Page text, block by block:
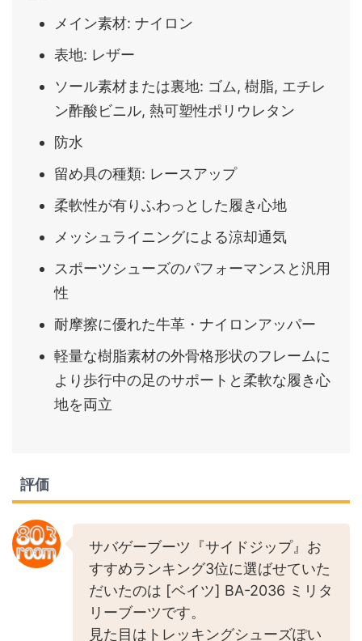
メイン素材: ナイロン
表地: レザー
ソール素材または裏地: ゴム, 樹脂, エチレ
ン酢酸ビニル, 熱可塑性ポリウレタン
防水
留め具の種類: レースアップ
柔軟性が有りふわっとした履き心地
メッシュライニングによる涼却通気
スポーツシューズのパフォーマンスと汎用
性
耐摩擦に優れた牛革・ナイロンアッパー
軽量な樹脂素材の外骨格形状のフレームに
より歩行中の足のサポートと柔軟な履き心
地を両立
評価
サバゲーブーツ『サイドジップ』お
すすめランキング3位に選ばせていた
だいたのは [ベイツ] BA-2036 ミリタ
リーブーツです。
見た目はトレッキングシューズぽい